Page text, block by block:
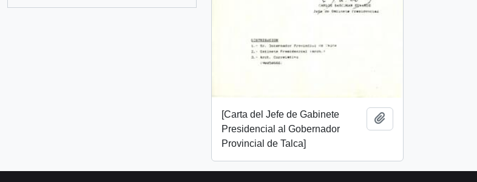
[Carta del Jefe de Gabinete
Presidencial al Gobernador
Provincial de Talca]